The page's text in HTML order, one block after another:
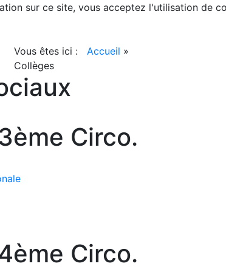
sur ce site, vous acceptez l'utilisation de
Vous êtes ici : Accueil »
Collèges
Circo.
Circo.